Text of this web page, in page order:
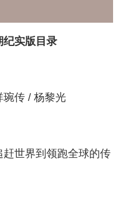
纪实版目录
传 / 杨黎光
世界到领跑全球的传